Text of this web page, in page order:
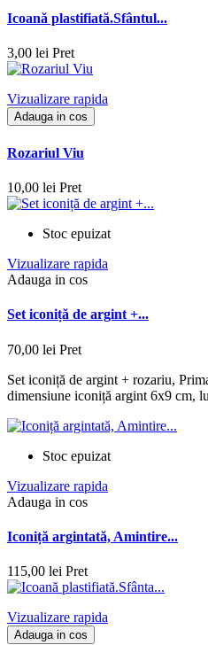
Icoană plastifiată.Sfântul...
3,00 lei Pret
Vizualizare rapida
Adauga in cos
Rozariul Viu
10,00 lei Pret
Stoc epuizat
Vizualizare rapida
Adauga in cos
Set iconiță de argint +...
70,00 lei Pret
Set iconiță de argint + rozariu,
dimensiune iconiță argint 6x9 cm,
Stoc epuizat
Vizualizare rapida
Adauga in cos
Iconiță argintată, Amintire...
115,00 lei Pret
Vizualizare rapida
Adauga in cos